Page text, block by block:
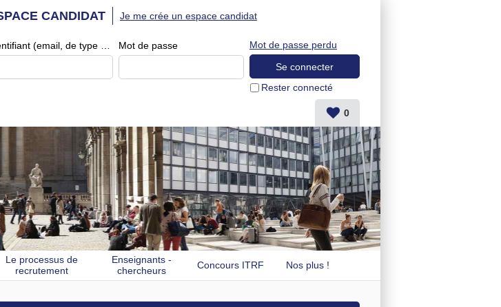
CANDIDAT
Mot de passe
Rester connecté
Mot de passe perdu
Je me crée un espace candidat
0
Le processus de
recrutement
Enseignants -
chercheurs
Concours ITRF Nos plus !